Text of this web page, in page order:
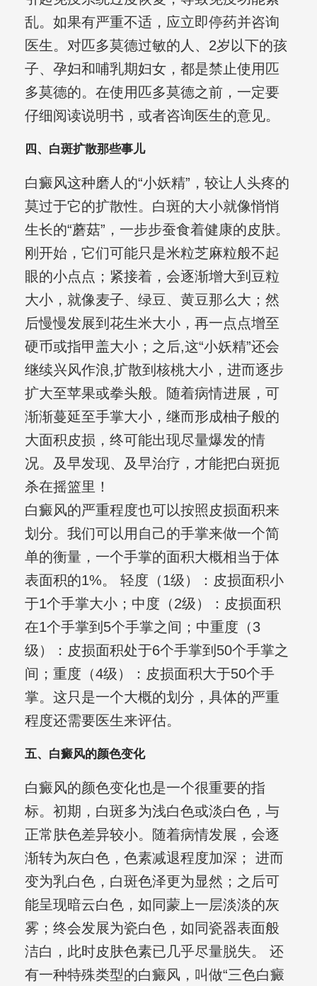
乱。如果有严重不适，应立即停药并咨询
医生。对匹多莫德过敏的人、2岁以下的孩
子、孕妇和哺乳期妇女，都是禁止使用匹
多莫德的。在使用匹多莫德之前，一定要
仔细阅读说明书，或者咨询医生的意见。
四、白斑扩散那些事儿
白癜风这种磨人的“小妖精”，较让人头疼的
莫过于它的扩散性。白斑的大小就像悄悄
生长的“蘑菇”，一步步蚕食着健康的皮肤。
刚开始，它们可能只是米粒芝麻粒般不起
眼的小点点；紧接着，会逐渐增大到豆粒
大小，就像麦子、绿豆、黄豆那么大；然
后慢慢发展到花生米大小，再一点点增至
硬币或指甲盖大小；之后,这“小妖精”还会
继续兴风作浪,扩散到核桃大小，进而逐步
扩大至苹果或拳头般。随着病情进展，可
渐渐蔓延至手掌大小，继而形成柚子般的
大面积皮损，终可能出现尽量爆发的情
况。及早发现、及早治疗，才能把白斑扼
杀在摇篮里！
白癜风的严重程度也可以按照皮损面积来
划分。我们可以用自己的手掌来做一个简
单的衡量，一个手掌的面积大概相当于体
表面积的1%。 轻度（1级）：皮损面积小
于1个手掌大小；中度（2级）：皮损面积
在1个手掌到5个手掌之间；中重度（3
级）：皮损面积处于6个手掌到50个手掌之
间；重度（4级）：皮损面积大于50个手
掌。这只是一个大概的划分，具体的严重
程度还需要医生来评估。
五、白癜风的颜色变化
白癜风的颜色变化也是一个很重要的指
标。初期，白斑多为浅白色或淡白色，与
正常肤色差异较小。随着病情发展，会逐
渐转为灰白色，色素减退程度加深； 进而
变为乳白色，白斑色泽更为显然；之后可
能呈现暗云白色，如同蒙上一层淡淡的灰
雾；终会发展为瓷白色，如同瓷器表面般
洁白，此时皮肤色素已几乎尽量脱失。 还
有一种特殊类型的白癜风，叫做“三色白癜